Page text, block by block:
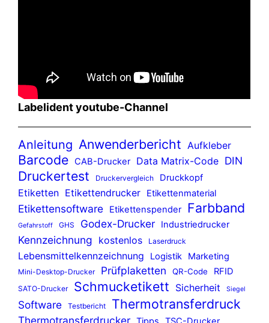
Labelident youtube-Channel
Anleitung Anwenderbericht Aufkleber
Barcode CAB-Drucker Data Matrix-Code DIN
Druckertest Druckervergleich Druckkopf
Etiketten Etikettendrucker Etikettenmaterial
Etikettensoftware Etikettenspender Farbband
Gefahrstoff GHS Godex-Drucker Industriedrucker
Kennzeichnung kostenlos Laserdruck
Lebensmittelkennzeichnung Logistik Marketing
Mini-Desktop-Drucker Prüfplaketten QR-Code RFID
SATO-Drucker Schmucketikett Sicherheit Siegel
Software Testbericht Thermotransferdruck
Thermotransferdrucker